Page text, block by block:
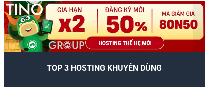
TOP 3 HOSTING KHUYÊN DÙNG